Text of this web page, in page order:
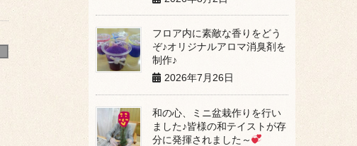
フロア内に素敵な香りをどう
ぞ♪オリジナルアロマ消臭剤を
制作♪
2026年7月26日
和の心、ミニ盆栽作りを行い
ました♪皆様の和テイストが存
分に発揮されました～